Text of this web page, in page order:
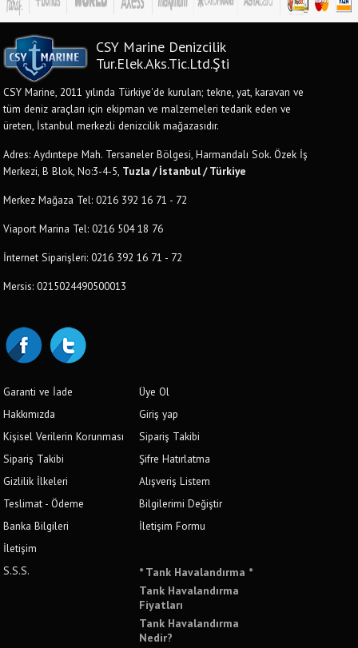
CSY Marine Denizcilik
Tur.Elek.Aks.Tic.Ltd.Şti
CSY Marine, 2011 yılında Türkiye'de kurulan; tekne, yat, karavan ve
tüm deniz araçları için ekipman ve malzemeleri tedarik eden ve
üreten, İstanbul merkezli denizcilik mağazasıdır.
Adres: Aydıntepe Mah. Tersaneler Bölgesi, Harmandalı Sok. Özek İş
Merkezi, B Blok, No:3-4-5, Tuzla / İstanbul / Türkiye
Merkez Mağaza Tel: 0216 392 16 71 - 72
Viaport Marina Tel: 0216 504 18 76
İnternet Siparişleri: 0216 392 16 71 - 72
Mersis: 0215024490500013
Garanti ve İade
Hakkımızda
Kişisel Verilerin Korunması
Sipariş Takibi
Gizlilik İlkeleri
Teslimat - Ödeme
Banka Bilgileri
İletişim
S.S.S.
Üye Ol
Giriş yap
Sipariş Takibi
Şifre Hatırlatma
Alışveriş Listem
Bilgilerimi Değiştir
İletişim Formu
* Tank Havalandırma *
Tank Havalandırma
Fiyatları
Tank Havalandırma
Nedir?